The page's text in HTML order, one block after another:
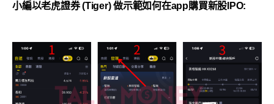
小編以老虎證券 (Tiger) 做示範如何在app購買新股IPO: